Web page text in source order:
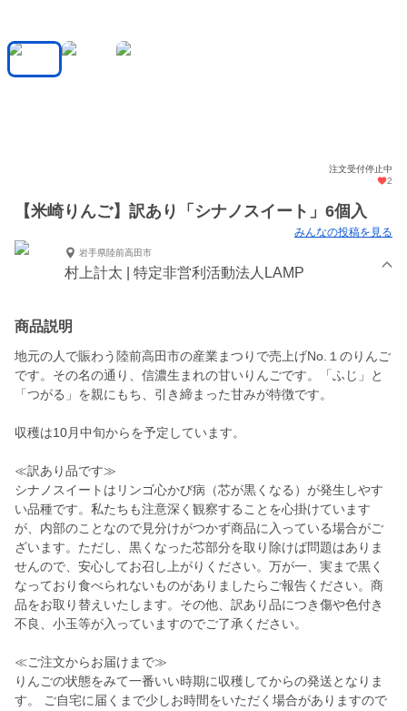
注文受付停止中
2
【米崎りんご】訳あり「シナノスイート」6個入
みんなの投稿を見る
岩手県陸前高田市
村上計太 | 特定非営利活動法人LAMP
商品説明
地元の人で賑わう陸前高田市の産業まつりで売上げNo.１のりんご
です。その名の通り、信濃生まれの甘いりんごです。「ふじ」と
「つがる」を親にもち、引き締まった甘みが特徴です。
収穫は10月中旬からを予定しています。
≪訳あり品です≫
シナノスイートはリンゴ心かび病（芯が黒くなる）が発生しやす
い品種です。私たちも注意深く観察することを心掛けています
が、内部のことなので見分けがつかず商品に入っている場合がご
ざいます。ただし、黒くなった芯部分を取り除けば問題はありま
せんので、安心してお召し上がりください。万が一、実まで黒く
なっており食べられないものがありましたらご報告ください。商
品をお取り替えいたします。その他、訳あり品につき傷や色付き
不良、小玉等が入っていますのでご了承ください。
≪ご注文からお届けまで≫
りんごの状態をみて一番いい時期に収穫してからの発送となりま
す。 ご自宅に届くまで少しお時間をいただく場合がありますので